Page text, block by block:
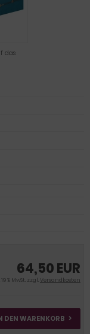
das
64,50 EUR
% MwSt. zzgl.Versandkosten
DEN WARENKORB